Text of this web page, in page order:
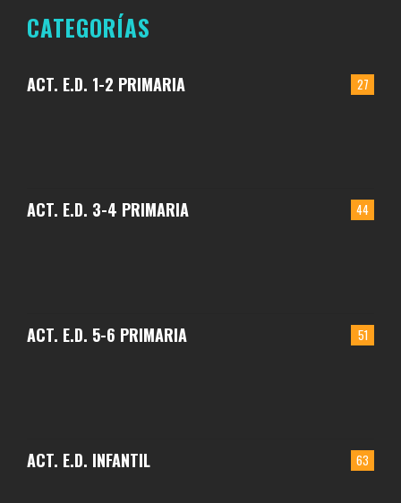
CATEGORÍAS
27
ACT. E.D. 1-2 PRIMARIA
44
ACT. E.D. 3-4 PRIMARIA
51
ACT. E.D. 5-6 PRIMARIA
63
ACT. E.D. INFANTIL